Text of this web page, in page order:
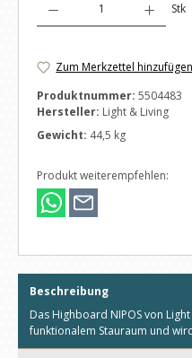
Stk
Zum Merkzettel hinzufügen
Produktnummer: 5504483
Hersteller: Light & Living
Gewicht: 44,5 kg
Produkt weiterempfehlen:
Beschreibung
Das Highboard NIPOS von
funktionalem Stauraum und